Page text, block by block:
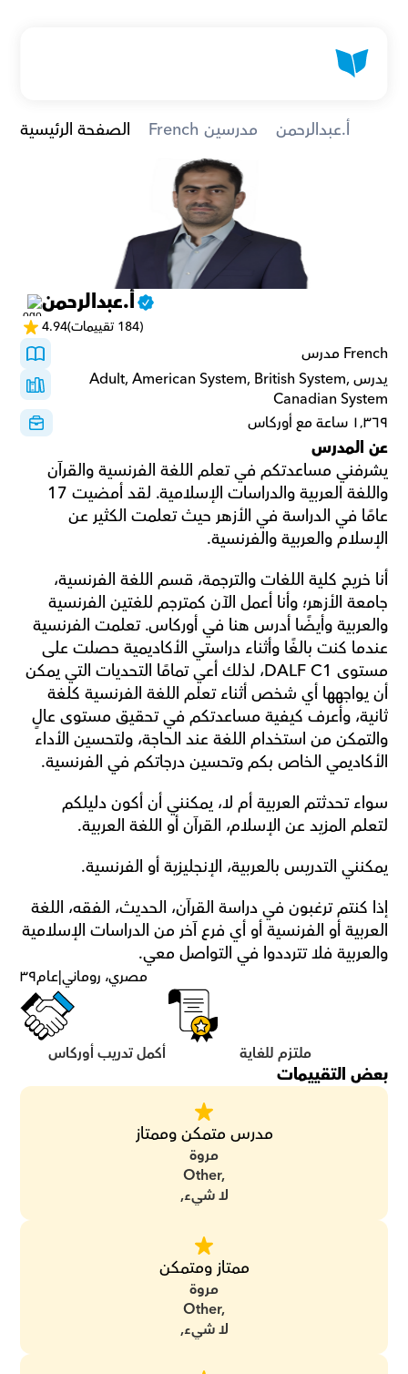
الصفحة الرئيسية French مدرسين أ.عبدالرحمن
أ.عبدالرحمن
4.94 (184 تقييمات)
French مدرس
يدرسAdult, American System, British System,
Canadian System
١٬٣٦٩ ساعة مع أوركاس
عن المدرس
الإسلام والعربية والفرنسية.
الأكاديمي الخاص بكم وتحسين درجاتكم في الفرنسية.
لتعلم المزيد عن الإسلام، القرآن أو اللغة العربية.
يمكنني التدريس بالعربية، الإنجليزية أو الفرنسية.
والعربية فلا تترددوا في التواصل معي.
٣٩عام|مصري، روماني
ملتزم للغاية أكمل تدريب أوركاس
بعض التقييمات
مدرس متمكن وممتاز
مروة
لا شيء,
Other,
ممتاز ومتمكن
مروة
لا شيء,
Other,